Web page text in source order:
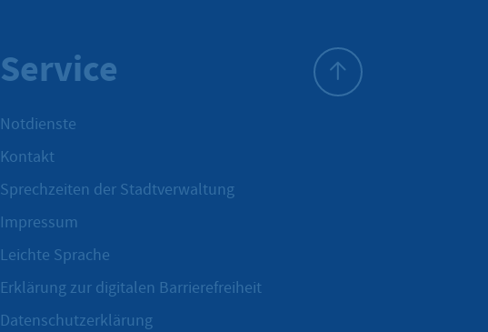
Service
Notdienste
Kontakt
Sprechzeiten der Stadtverwaltung
Impressum
Leichte Sprache
Erklärung zur digitalen Barrierefreiheit
Datenschutzerklärung